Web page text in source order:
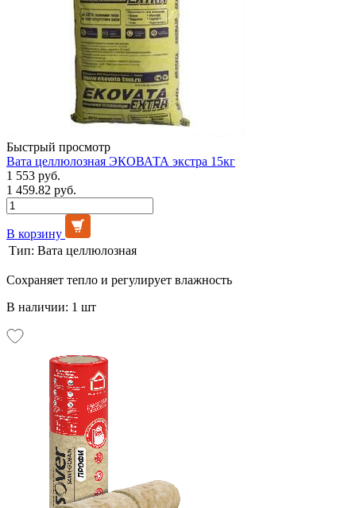
Быстрый просмотр
Вата целлюлозная ЭКОВАТА экстра 15кг
1 553 руб.
1 459.82 руб.
В корзину
Тип: Вата целлюлозная
Сохраняет тепло и регулирует влажность
В наличии: 1 шт